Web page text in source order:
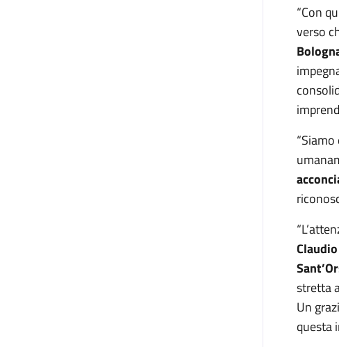
“Con
verso
stretta
Un
questa